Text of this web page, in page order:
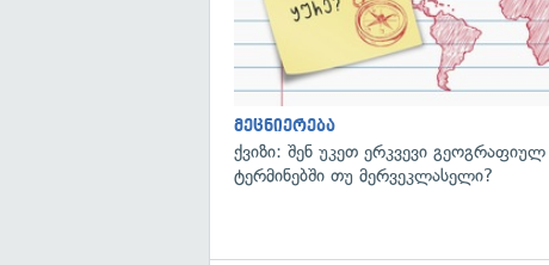
მეცნიერება
ქვიზი: შენ უკეთ ერკვევი გეოგრაფიულ
ტერმინებში თუ მერვეკლასელი?